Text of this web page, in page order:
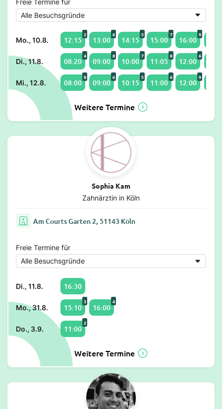
Freie Termine für
Mo., 10.8. 12:15
2
13:00
6
14:15
5
15:00
7
16:00
9
Di., 11.8. 08:20
4
09:00
8
10:00
7
11:05
8
12:00
6
Mi., 12.8. 08:00
8
09:00
6
10:15
5
11:00
6
12:00
9
Weitere Termine
Sophia Kam
Zahnärztin in Köln
Am Courts Garten 2, 51143 Köln
Freie Termine für
Di., 11.8. 16:30
Mo., 31.8. 15:10
3
16:00
4
Do., 3.9. 11:00
2
Weitere Termine